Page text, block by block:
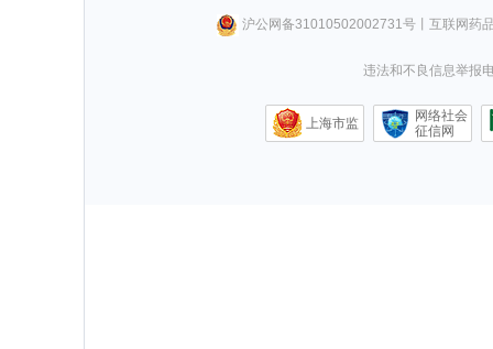
沪公网备31010502002731号丨 互联网药
违法和不良信息举报
上海市监
网络社会
征信网